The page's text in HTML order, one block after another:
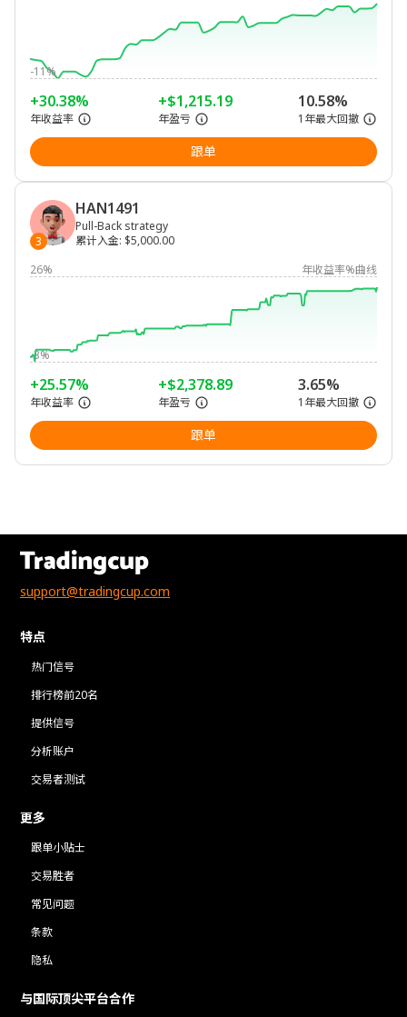
-11%
+30.38%
年收益率
+$1,215.19
年盈亏
10.58%
1年最大回撤
跟单
3
HAN1491
Pull-Back strategy
累计入金: $5,000.00
26%
年收益率%曲线
-3%
+25.57%
年收益率
+$2,378.89
年盈亏
3.65%
1年最大回撤
跟单
support@tradingcup.com
特点
热门信号
排行榜前20名
提供信号
分析账户
交易者测试
更多
跟单小贴士
交易胜者
常见问题
条款
隐私
与国际顶尖平台合作